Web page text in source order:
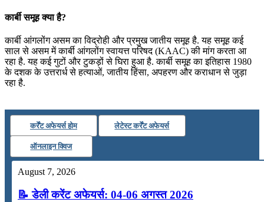
कार्बी समूह क्या है?
कार्बी आंगलोंग असम का विद्रोही और प्रमुख जातीय समूह है. यह समूह कई
साल से असम में कार्बी आंगलोंग स्वायत्त परिषद (KAAC) की मांग करता आ
रहा है. यह कई गुटों और टुकड़ों से घिरा हुआ है. कार्बी समूह का इतिहास 1980
के दशक के उत्तरार्ध से हत्याओं, जातीय हिंसा, अपहरण और कराधान से जुड़ा
रहा है.
कर्रेंट अफेयर्स होम लेटेस्ट कर्रेंट अफेयर्स
ऑनलाइन क्विज
August 7, 2026
📝 डेली करेंट अफेयर्स: 04-06 अगस्त 2026